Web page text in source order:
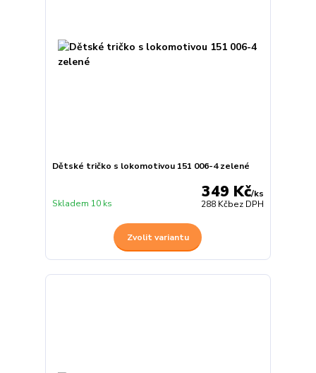
Dětské tričko s lokomotivou 151 006-4 zelené
349 Kč/ks
288 Kčbez DPH
Skladem 10 ks
Zvolit variantu